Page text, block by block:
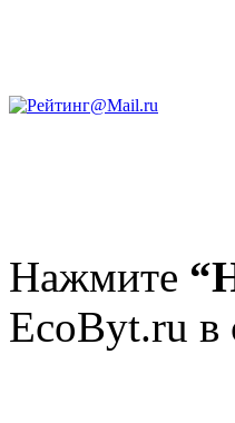
Нажмите
EcoByt.ru в